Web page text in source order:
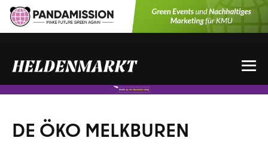
Zum
Inhalt
DE ÖKO MELKBUREN